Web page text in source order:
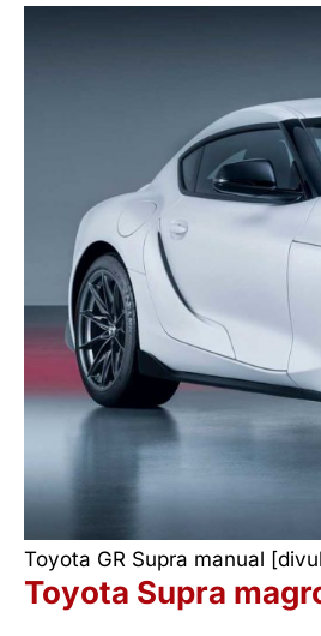
Toyota GR Supra manual
Toyota Supra